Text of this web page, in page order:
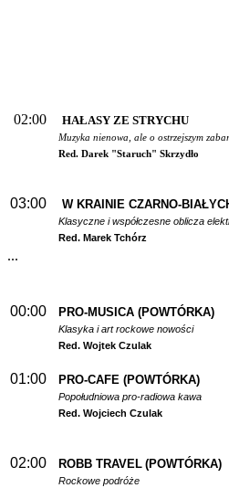
02:00 HAŁASY ZE STRYCHU
Muzyka nienowa, ale o ostrzejszym
Red. Darek "Staruch" Skrzydło
03:00 W KRAINIE CZARNO-
Klasyczne i współczesne oblicza
Red. Marek Tchórz
...
00:00 PRO-MUSICA (POWTÓRKA)
Klasyka i art rockowe nowości
Red. Wojtek Czulak
01:00 PRO-CAFE (POWTÓRKA)
Popołudniowa pro-radiowa kawa
Red. Wojciech Czulak
02:00 ROBB TRAVEL (POWTÓRKA)
Rockowe podróże